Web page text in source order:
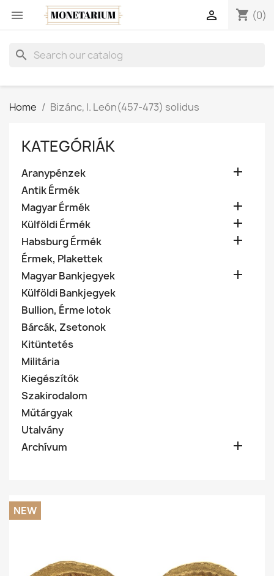
 shopping_cart (0)

search
Home Bizánc, I. León(457-473) solidus
KATEGÓRIÁK
Aranypénzek 
Antik Érmék
Magyar Érmék

Külföldi Érmék 
Habsburg Érmék 
Érmek, Plakettek
Magyar Bankjegyek

Külföldi Bankjegyek
Bullion, Érme lotok
Bárcák, Zsetonok
Kitüntetés
Militária
Kiegészítők
Szakirodalom
Műtárgyak
Utalvány
Archívum

NEW